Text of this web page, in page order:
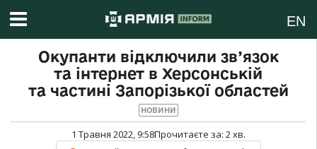
EN
Окупанти відключили зв’язок
та інтернет в Херсонській
та частині Запорізької областей
НОВИНИ
1 Травня 2022, 9:58Прочитаєте за: 2хв.